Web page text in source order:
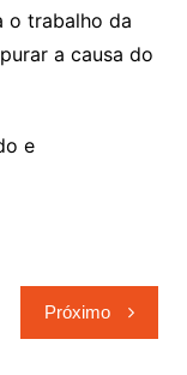
o trabalho da
a causa do
e
Próximo